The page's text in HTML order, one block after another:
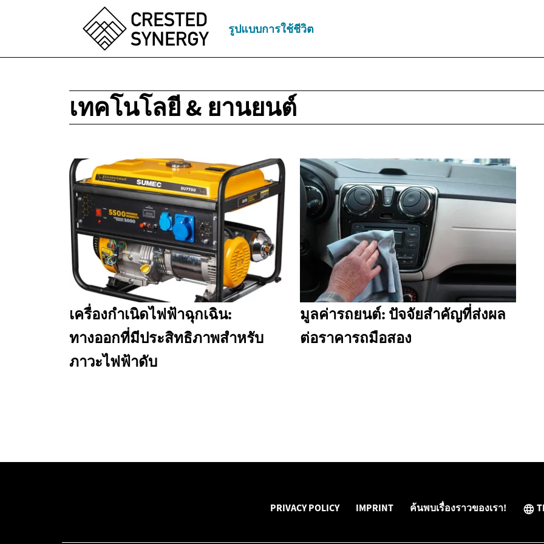
รูปแบบการใช้ชีวิต
เทคโนโลยี & ยานยนต์
เครื่องกำเนิดไฟฟ้าฉุกเฉิน:
ทางออกที่มีประสิทธิภาพสำหรับ
ภาวะไฟฟ้าดับ
มูลค่ารถยนต์: ปัจจัยสำคัญที่ส่งผล
ต่อราคารถมือสอง
PRIVACY POLICY IMPRINT ค้นพบเรื่องราวของเรา!